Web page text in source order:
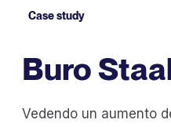
Case study
Buro
Vedendo un aumento